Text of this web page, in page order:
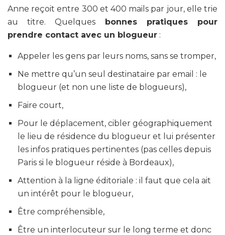
Anne reçoit entre 300 et 400 mails par jour, elle trie
au titre. Quelques bonnes pratiques pour
prendre contact avec un blogueur :
Appeler les gens par leurs noms, sans se tromper,
Ne mettre qu’un seul destinataire par email : le
blogueur (et non une liste de blogueurs),
Faire court,
Pour le déplacement, cibler géographiquement
le lieu de résidence du blogueur et lui présenter
les infos pratiques pertinentes (pas celles depuis
Paris si le blogueur réside à Bordeaux),
Attention à la ligne éditoriale : il faut que cela ait
un intérêt pour le blogueur,
Être compréhensible,
Être un interlocuteur sur le long terme et donc